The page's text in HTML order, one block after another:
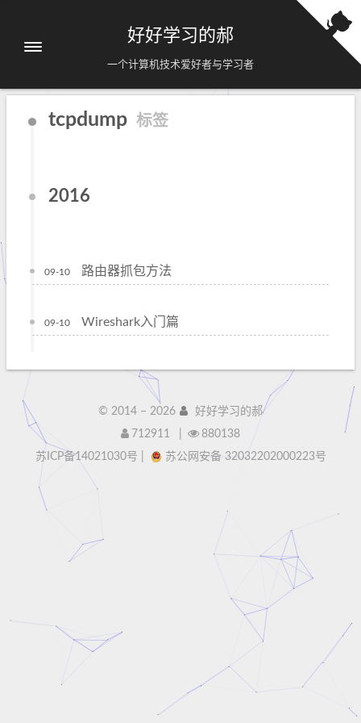
好好学习的郝
一个计算机技术爱好者与学习者
tcpdump 标签
2016
09-10 路由器抓包方法
09-10 Wireshark入门篇
© 2014 – 2026
好好学习的郝
712911
880138
苏ICP备14021030号
苏公网安备 32032202000223号